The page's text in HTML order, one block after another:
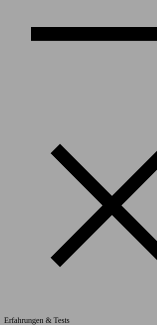
Erfahrungen & Tests